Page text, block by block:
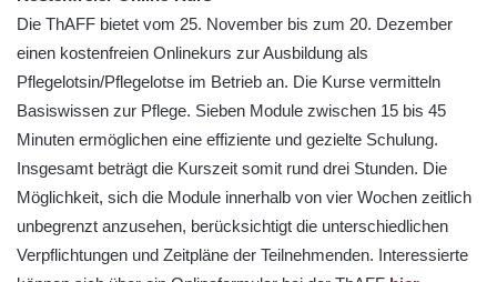
Die ThAFF bietet vom 25. November bis zum 20. Dezember
einen kostenfreien Onlinekurs zur Ausbildung als
Pflegelotsin/Pflegelotse im Betrieb an. Die Kurse vermitteln
Basiswissen zur Pflege. Sieben Module zwischen 15 bis 45
Minuten ermöglichen eine effiziente und gezielte Schulung.
Insgesamt beträgt die Kurszeit somit rund drei Stunden. Die
Möglichkeit, sich die Module innerhalb von vier Wochen zeitlich
unbegrenzt anzusehen, berücksichtigt die unterschiedlichen
Verpflichtungen und Zeitpläne der Teilnehmenden. Interessierte